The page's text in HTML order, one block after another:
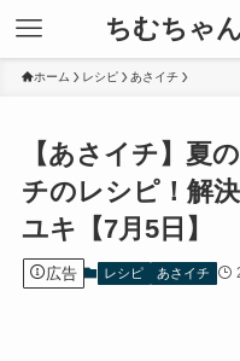
ちむちゃ
ホーム レシピ あさイチ
【あさイチ】夏
チのレシピ！解
ユキ【7月5日】
広告 レシピ あさイチ